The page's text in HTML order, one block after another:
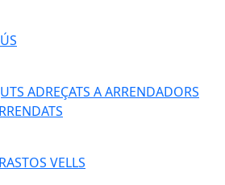
ADREÇATS A ARRENDADORS
VELLS
VELLS